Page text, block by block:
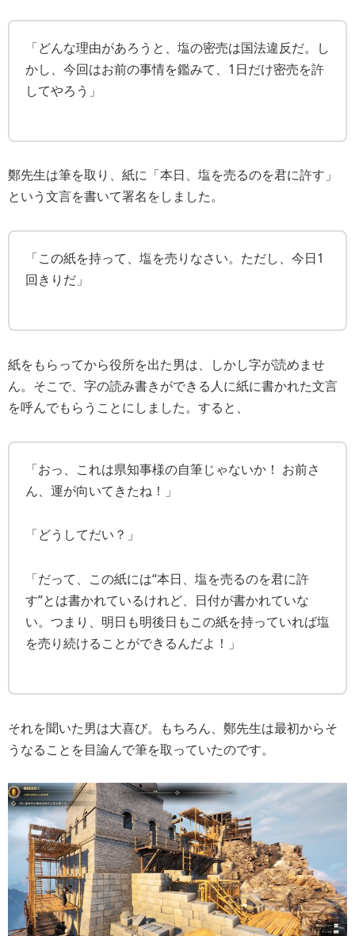
「どんな理由があろうと、塩の密売は国法違反だ。し
かし、今回はお前の事情を鑑みて、1日だけ密売を許
してやろう」
鄭先生は筆を取り、紙に「本日、塩を売るのを君に許す」
という文言を書いて署名をしました。
「この紙を持って、塩を売りなさい。ただし、今日1
回きりだ」
紙をもらってから役所を出た男は、しかし字が読めませ
ん。そこで、字の読み書きができる人に紙に書かれた文言
を呼んでもらうことにしました。すると、
「おっ、これは県知事様の自筆じゃないか！ お前さ
ん、運が向いてきたね！」
「どうしてだい？」
「だって、この紙には“本日、塩を売るのを君に許
す”とは書かれているけれど、日付が書かれていな
い。つまり、明日も明後日もこの紙を持っていれば塩
を売り続けることができるんだよ！」
それを聞いた男は大喜び。もちろん、鄭先生は最初からそ
うなることを目論んで筆を取っていたのです。